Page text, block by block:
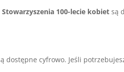
Stowarzyszenia 100-lecie kobiet są
cyfrowo. Jeśli